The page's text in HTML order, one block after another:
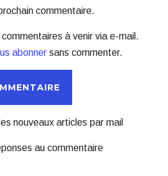
commentaire.
à venir via e-mail.
abonner sans commenter.
nouveaux articles par mail
au commentaire